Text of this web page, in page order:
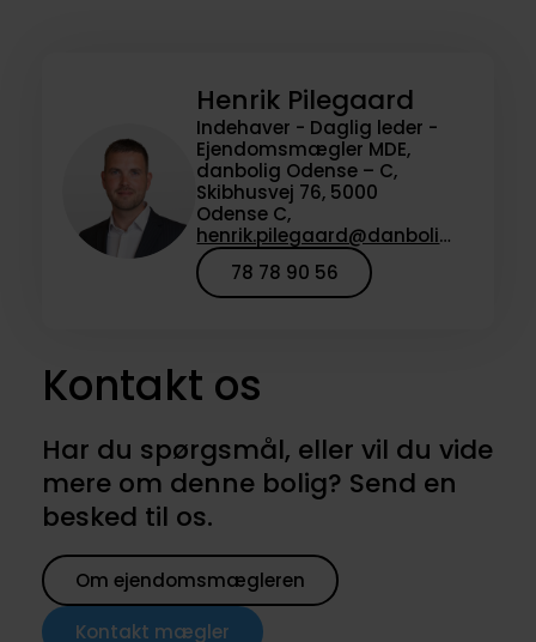
Henrik Pilegaard
Indehaver - Daglig leder -
Ejendomsmægler MDE,
danbolig Odense – C,
Skibhusvej 76, 5000
Odense C,
henrik.pilegaard@danbolig.dk
78 78 90 56
Kontakt os
Har du spørgsmål, eller vil du vide
mere om denne bolig? Send en
besked til os.
Om ejendomsmægleren
Kontakt mægler